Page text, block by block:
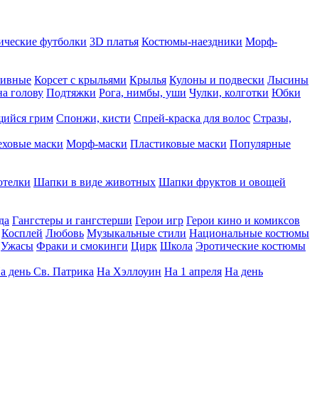
футболки 3D платья Костюмы-наездники Морф-
Корсет с крыльями Крылья Кулоны и подвески Лысины
голову Подтяжки Рога, нимбы, уши Чулки, колготки Юбки
грим Спонжи, кисти Спрей-краска для волос Стразы,
маски Морф-маски Пластиковые маски Популярные
Шапки в виде животных Шапки фруктов и овощей
Гангстеры и гангстерши Герои игр Герои кино и комиксов
Косплей Любовь Музыкальные стили Национальные костюмы
Ужасы Фраки и смокинги Цирк Школа Эротические костюмы
день Св. Патрика На Хэллоуин На 1 апреля На день